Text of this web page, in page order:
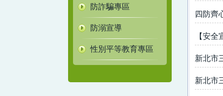
防詐騙專區
防溺宣導
性別平等教育專區
四防齊
【安
新北市
新北市